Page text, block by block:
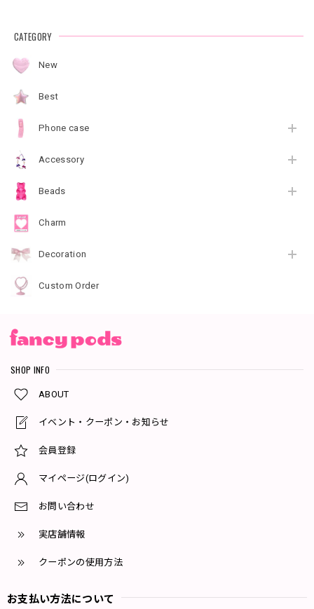
CATEGORY
New
Best
Phone case
Accessory
Beads
Charm
Decoration
Custom Order
SHOP INFO
ABOUT
イベント・クーポン・お知らせ
会員登録
マイページ(ログイン)
お問い合わせ
実店舗情報
クーポンの使用方法
お支払い方法について